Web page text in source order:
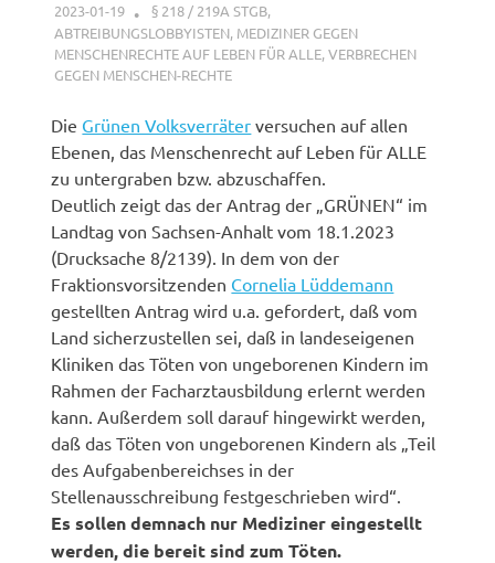
2023-01-19 XX
§ 218 / 219A STGB,
ABTREIBUNGSLOBBYISTEN, MEDIZINER GEGEN
MENSCHENRECHTE AUF LEBEN FÜR ALLE,VERBRECHEN
GEGEN MENSCHEN-RECHTE
Die Grünen Volksverräter versuchen auf allen
Ebenen, das Menschenrecht auf Leben für ALLE
zu untergraben bzw. abzuschaffen.
Deutlich zeigt das der Antrag der „GRÜNEN“ im
Landtag von Sachsen-Anhalt vom 18.1.2023
(Drucksache 8/2139). In dem von der
Fraktionsvorsitzenden Cornelia Lüddemann
gestellten Antrag wird u.a. gefordert, daß vom
Land sicherzustellen sei, daß in landeseigenen
Kliniken das Töten von ungeborenen Kindern im
Rahmen der Facharztausbildung erlernt werden
kann. Außerdem soll darauf hingewirkt werden,
daß das Töten von ungeborenen Kindern als „Teil
des Aufgabenbereichses in der
Stellenausschreibung festgeschrieben wird“.
Es sollen demnach nur Mediziner eingestellt
werden, die bereit sind zum Töten.